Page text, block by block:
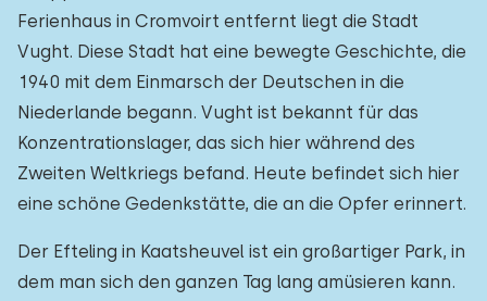
Ferienhaus in Cromvoirt entfernt liegt die Stadt
Vught. Diese Stadt hat eine bewegte Geschichte, die
1940 mit dem Einmarsch der Deutschen in die
Niederlande begann. Vught ist bekannt für das
Konzentrationslager, das sich hier während des
Zweiten Weltkriegs befand. Heute befindet sich hier
eine schöne Gedenkstätte, die an die Opfer erinnert.
Der Efteling in Kaatsheuvel ist ein großartiger Park, in
dem man sich den ganzen Tag lang amüsieren kann.